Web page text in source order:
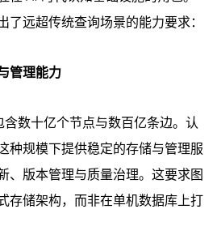
了远超传统查询场景的能力要求：
管理能力
含数十亿个节点与数百亿条边。认
种规模下提供稳定的存储与管理服
、版本管理与质量治理。这要求图
存储架构，而非在单机数据库上打